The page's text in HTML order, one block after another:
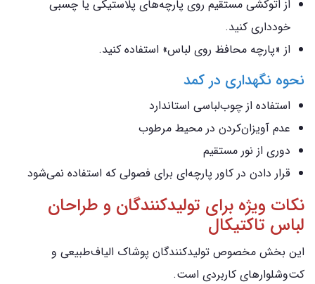
از اتوکشی مستقیم روی پارچه‌های پلاستیکی یا چسبی
خودداری کنید.
از «پارچه محافظ روی لباس» استفاده کنید.
نحوه نگهداری در کمد
استفاده از چوب‌لباسی استاندارد
عدم آویزان‌کردن در محیط مرطوب
دوری از نور مستقیم
قرار دادن در کاور پارچه‌ای برای فصولی که استفاده نمی‌شود
نکات ویژه برای تولیدکنندگان و طراحان
لباس تاکتیکال
این بخش مخصوص تولیدکنندگان پوشاک الیاف‌طبیعی و
کت‌وشلوارهای کاربردی است.